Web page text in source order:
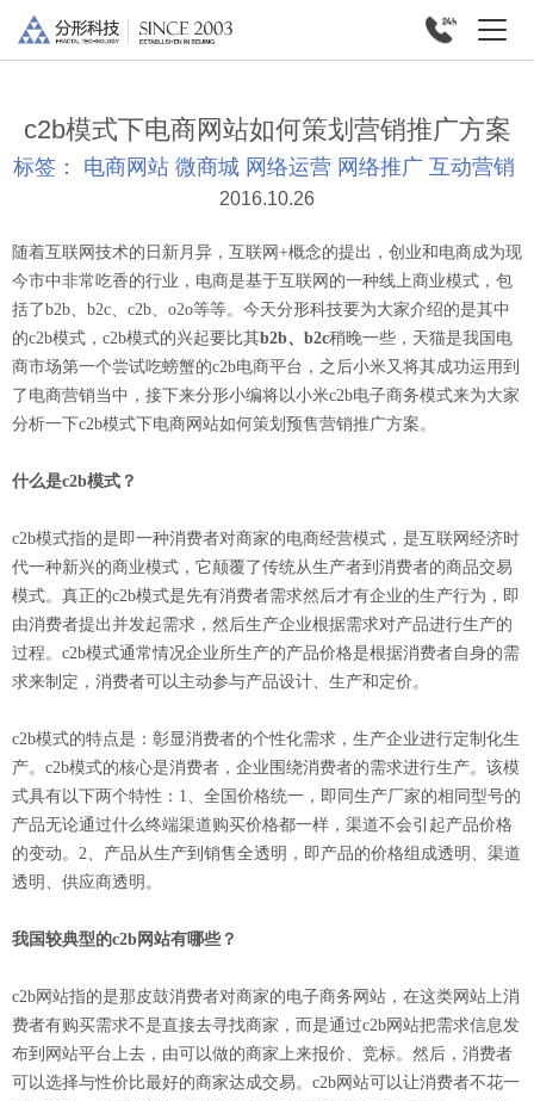
c2b模式下电商网站如何策划营销推广方案
标签： 电商网站 微商城 网络运营 网络推广 互动营销
2016.10.26
随着互联网技术的日新月异，互联网+概念的提出，创业和电商成为现
今市中非常吃香的行业，电商是基于互联网的一种线上商业模式，包
括了b2b、b2c、c2b、o2o等等。今天分形科技要为大家介绍的是其中
的c2b模式，c2b模式的兴起要比其b2b、b2c稍晚一些，天猫是我国电
商市场第一个尝试吃螃蟹的c2b电商平台，之后小米又将其成功运用到
了电商营销当中，接下来分形小编将以小米c2b电子商务模式来为大家
分析一下c2b模式下电商网站如何策划预售营销推广方案。
什么是c2b模式？
c2b模式指的是即一种消费者对商家的电商经营模式，是互联网经济时
代一种新兴的商业模式，它颠覆了传统从生产者到消费者的商品交易
模式。真正的c2b模式是先有消费者需求然后才有企业的生产行为，即
由消费者提出并发起需求，然后生产企业根据需求对产品进行生产的
过程。c2b模式通常情况企业所生产的产品价格是根据消费者自身的需
求来制定，消费者可以主动参与产品设计、生产和定价。
c2b模式的特点是：彰显消费者的个性化需求，生产企业进行定制化生
产。c2b模式的核心是消费者，企业围绕消费者的需求进行生产。该模
式具有以下两个特性：1、全国价格统一，即同生产厂家的相同型号的
产品无论通过什么终端渠道购买价格都一样，渠道不会引起产品价格
的变动。2、产品从生产到销售全透明，即产品的价格组成透明、渠道
透明、供应商透明。
我国较典型的c2b网站有哪些？
c2b网站指的是那皮鼓消费者对商家的电子商务网站，在这类网站上消
费者有购买需求不是直接去寻找商家，而是通过c2b网站把需求信息发
布到网站平台上去，由可以做的商家上来报价、竞标。然后，消费者
可以选择与性价比最好的商家达成交易。c2b网站可以让消费者不花一